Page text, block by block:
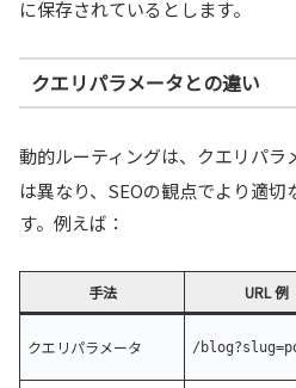
に保存されているとします。
クエリパラメータとの違い
動的ルーティングは、クエリパラ
は異なり、SEOの観点でより適
す。例えば：
手法 URL 例
クエリパラメータ /